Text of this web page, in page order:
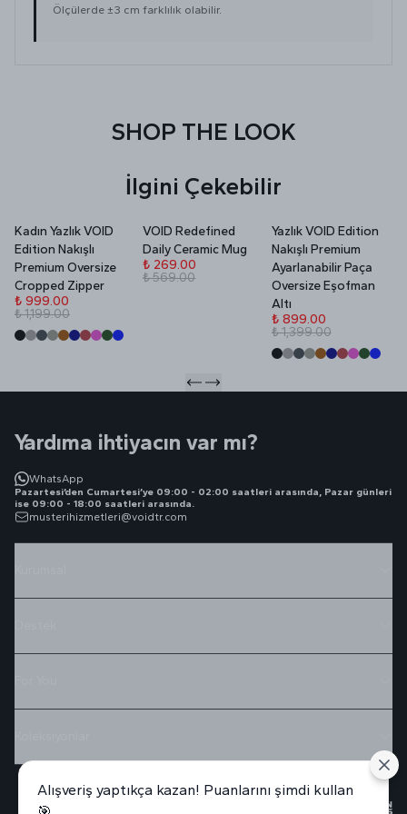
Ölçülerde ±3 cm farklılık olabilir.
SHOP THE LOOK
İlgini Çekebilir
Kadın Yazlık VOID
Edition Nakışlı
Premium Oversize
Cropped Zipper
₺ 999.00
₺ 1,199.00
VOID Redefined
Daily Ceramic Mug
₺ 269.00
₺ 569.00
Yazlık VOID Edition
Nakışlı Premium
Ayarlanabilir Paça
Oversize Eşofman
Altı
₺ 899.00
₺ 1,399.00
Yardıma ihtiyacın var mı?
WhatsApp
Pazartesi’den Cumartesi’ye 09:00 - 02:00 saatleri arasında, Pazar günleri
ise 09:00 - 18:00 saatleri arasında.
musterihizmetleri@voidtr.com
Alışveriş yaptıkça kazan! Puanlarını şimdi kullan